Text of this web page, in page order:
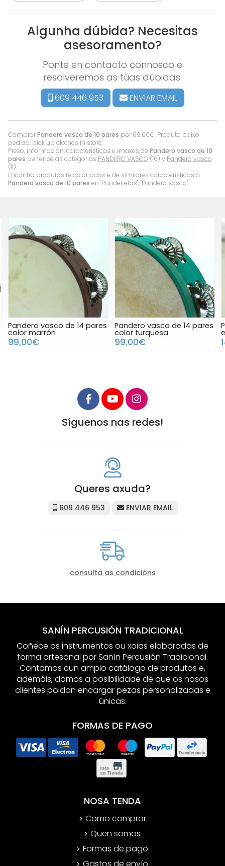
ComprarPandero vasco de 10 pares por 69,00€. Produto baixo
pedido, pick up clothes in store.
Prezo, información, características e imaxes de Pandero vasco de 10
pares pertence ás categorias PANDERO VASCO (10) y Pandero vasco
(11).
Encontra produtos relacionados e de similares características a
Pandero vasco de 10 pares en "Pandeiretas", "Pandero vasco".
Algunha dúbida? Necesitas
asesoramento?
Ponte en contacto connosco e
resolveremos as túas dúbidas.
609 446 953 ENVIAR EMAIL
Pandero vasco de 14 pares
color marrón
99,00€
Pandero vasco de 14 pares
color turquesa
99,00€
Síguenos nas redes!
Queres axuda?
609 446 953 ENVIAR EMAIL
consulta as condicións
SANÍN PERCUSIÓN TRADICIONAL
Coñece os instrumentos ou xoias elaboradas de
forma artesanal por Sanín Percusión Tradicional.
Contamos cun amplo catálogo de produtos e,
ademáis, damos a posibilidade de que os nosos
clientes poidan encargar pezas personalizadas e
únicas.
FORMAS DE PAGO
NOSA TENDA
Como comprar
Quen somos
Formas de pago